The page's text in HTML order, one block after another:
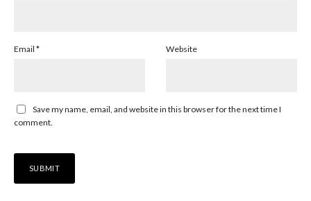
Email * Website
Save my name, email, and website in this browser for the next time I
comment.